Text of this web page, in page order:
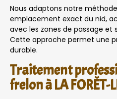
Nous adaptons notre
emplacement exact du nid,
avec les zones de passage et
Cette approche permet une
durable.
Traitement
frelon à LA FORÊT-